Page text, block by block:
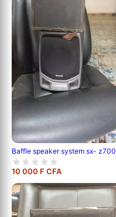
Baffle speaker system sx- z700
10 000 F CFA